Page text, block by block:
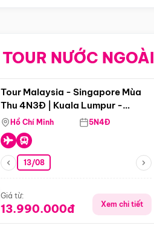
TOUR NƯỚC NGOÀI
Điểm nổi bật
Tour Malaysia - Singapore Mùa
Thu 4N3Đ | Kuala Lumpur -
Malacca - Johor Baru -
Singapore
Hồ Chí Minh 5N4Đ
13/08
Giá từ:
13.990.000đ Xem chi tiết